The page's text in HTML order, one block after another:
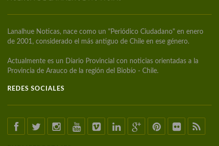
Lanalhue Noticas, nace como un "Periódico Ciudadano" en enero
de 2001, considerado el más antiguo de Chile en ese género.
Actualmente es un Diario Provincial con noticias orientadas a la
Provincia de Arauco de la región del Biobío - Chile.
REDES SOCIALES